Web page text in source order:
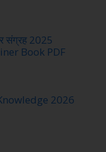
संग्रह 2025
Book PDF
2026